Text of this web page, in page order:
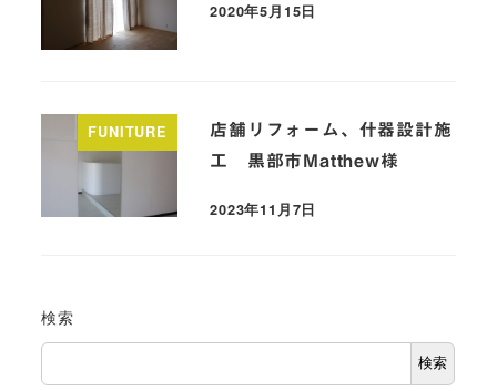
2020年5月15日
FUNITURE
店舗リフォーム、什器設計施
工 黒部市Matthew様
2023年11月7日
検索
検索